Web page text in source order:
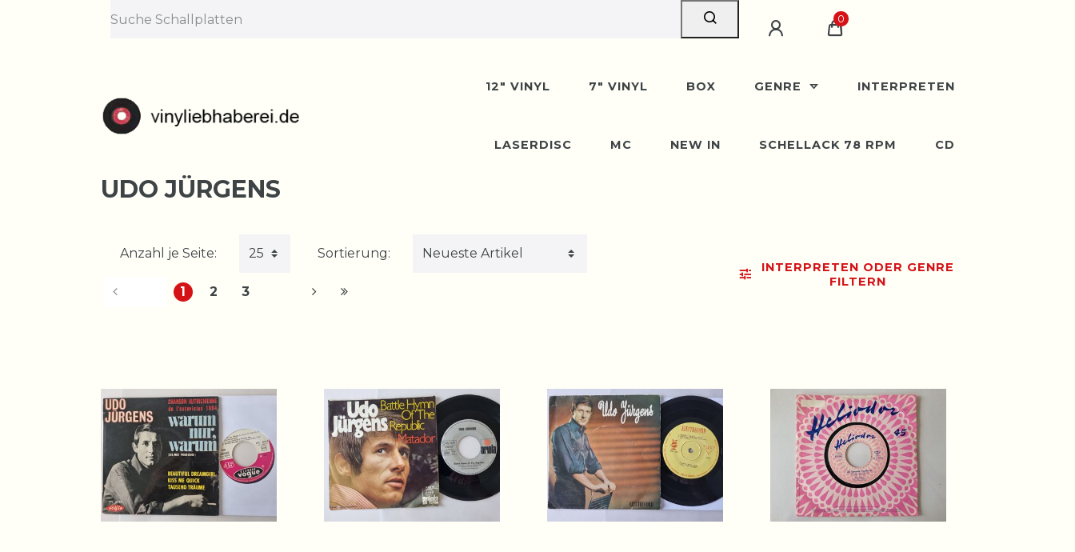
0
12" VINYL 7" VINYL BOX GENRE INTERPRETEN
LASERDISC MC NEW IN SCHELLACK 78 RPM CD
UDO JÜRGENS
Anzahl je Seite: Sortierung:
1 2 3
INTERPRETEN ODER GENRE
FILTERN